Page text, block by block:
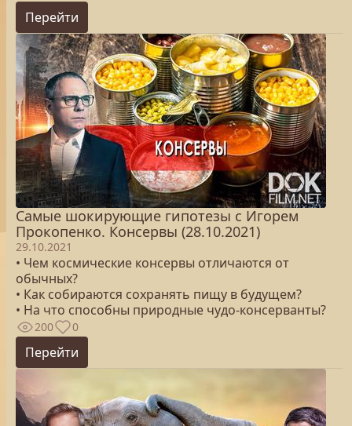
Перейти
Самые шокирующие гипотезы с Игорем
Прокопенко. Консервы (28.10.2021)
29.10.2021
• Чем космические консервы отличаются от
обычных?
• Как собираются сохранять пищу в будущем?
• На что способны природные чудо-консерванты?
200 0
Перейти